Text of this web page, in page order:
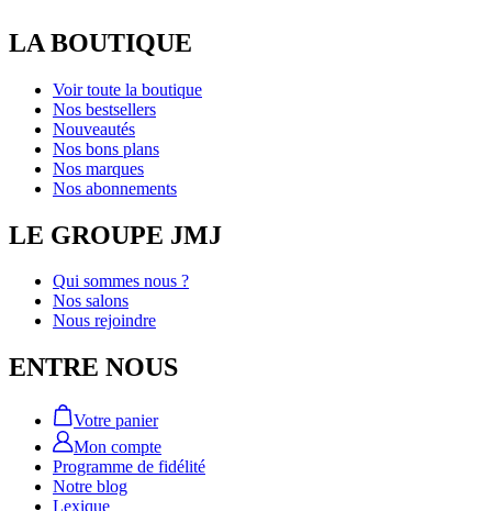
LA BOUTIQUE
Voir toute la boutique
Nos bestsellers
Nouveautés
Nos bons plans
Nos marques
Nos abonnements
LE GROUPE JMJ
Qui sommes nous ?
Nos salons
Nous rejoindre
ENTRE NOUS
Votre panier
Mon compte
Programme de fidélité
Notre blog
Lexique